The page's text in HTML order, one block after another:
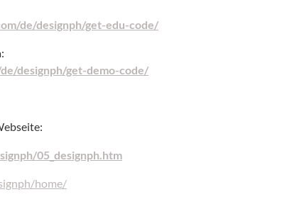
de/designph/get-edu-code/
designph/get-demo-code/
05_designph.htm
home/